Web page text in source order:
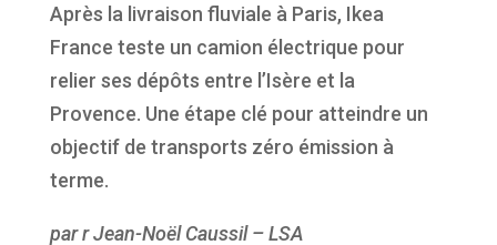
Après la livraison fluviale à Paris, Ikea
France teste un camion électrique pour
relier ses dépôts entre l’Isère et la
Provence. Une étape clé pour atteindre un
objectif de transports zéro émission à
terme.
par r Jean-Noël Caussil – LSA